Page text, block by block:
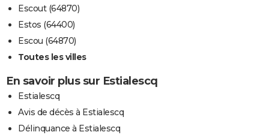
Escout (64870)
Estos (64400)
Escou (64870)
Toutes les villes
En savoir plus sur Estialescq
Estialescq
Avis de décès à Estialescq
Délinquance à Estialescq